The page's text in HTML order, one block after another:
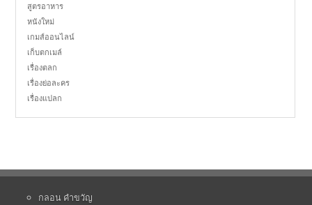
สูตรอาหาร
หนังใหม่
เกมส์ออนไลน์
เก็บตกเมล์
เรื่องตลก
เรื่องย่อละคร
เรื่องแปลก
กลอน คำขวัญ